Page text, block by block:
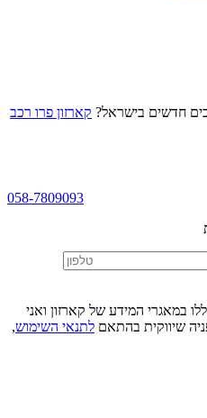
חדשים בישראל? קארזון פרו רכב
058-7809093
במאגרי המידע של קארזון ואני
שיווקית בהתאם לתנאי השימוש,